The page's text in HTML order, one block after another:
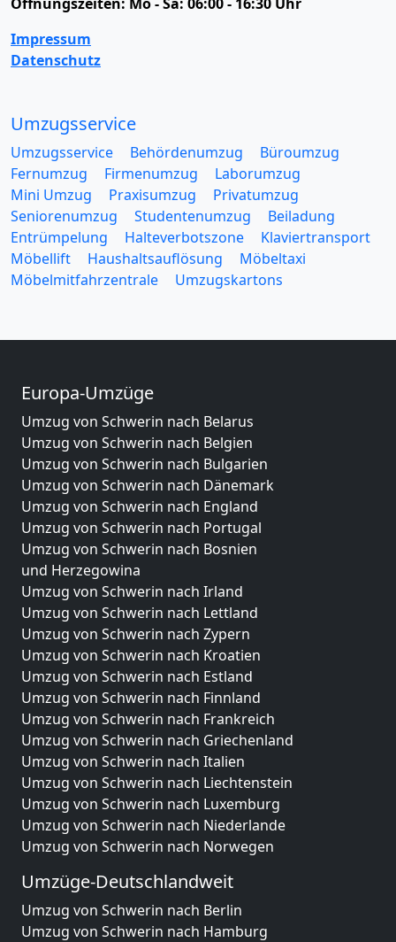
Impressum
Datenschutz
Umzugsservice
Umzugsservice Behördenumzug
Büroumzug
Fernumzug
Firmenumzug
Laborumzug
Mini Umzug
Praxisumzug
Privatumzug
Seniorenumzug
Studentenumzug
Beiladung
Entrümpelung
Halteverbotszone
Klaviertransport
Möbellift
Haushaltsauflösung
Möbeltaxi
Möbelmitfahrzentrale
Umzugskartons
Europa-Umzüge
Umzug von Schwerin nach Belarus
Umzug von Schwerin nach Belgien
Umzug von Schwerin nach Bulgarien
Umzug von Schwerin nach Dänemark
Umzug von Schwerin nach England
Umzug von Schwerin nach Portugal
Umzug von Schwerin nach Bosnien
und Herzegowina
Umzug von Schwerin nach Irland
Umzug von Schwerin nach Lettland
Umzug von Schwerin nach Zypern
Umzug von Schwerin nach Kroatien
Umzug von Schwerin nach Estland
Umzug von Schwerin nach Finnland
Umzug von Schwerin nach Frankreich
Umzug von Schwerin nach Griechenland
Umzug von Schwerin nach Italien
Umzug von Schwerin nach Liechtenstein
Umzug von Schwerin nach Luxemburg
Umzug von Schwerin nach Niederlande
Umzug von Schwerin nach Norwegen
Umzüge-Deutschlandweit
Umzug von Schwerin nach Berlin
Umzug von Schwerin nach Hamburg